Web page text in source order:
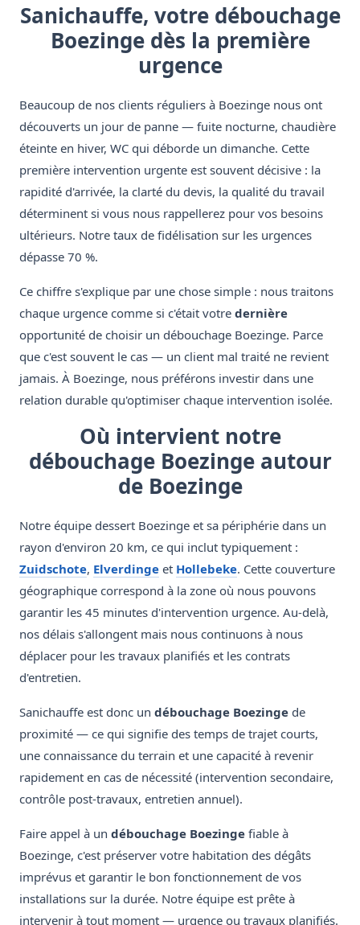
Sanichauffe, votre débouchage
Boezinge dès la première
urgence
Beaucoup de nos clients réguliers à Boezinge nous ont
découverts un jour de panne — fuite nocturne, chaudière
éteinte en hiver, WC qui déborde un dimanche. Cette
première intervention urgente est souvent décisive : la
rapidité d'arrivée, la clarté du devis, la qualité du travail
déterminent si vous nous rappellerez pour vos besoins
ultérieurs. Notre taux de fidélisation sur les urgences
dépasse 70 %.
Ce chiffre s'explique par une chose simple : nous traitons
chaque urgence comme si c'était votre dernière
opportunité de choisir un débouchage Boezinge. Parce
que c'est souvent le cas — un client mal traité ne revient
jamais. À Boezinge, nous préférons investir dans une
relation durable qu'optimiser chaque intervention isolée.
Où intervient notre
débouchage Boezinge autour
de Boezinge
Notre équipe dessert Boezinge et sa périphérie dans un
rayon d'environ 20 km, ce qui inclut typiquement :
Zuidschote, Elverdinge et Hollebeke. Cette couverture
géographique correspond à la zone où nous pouvons
garantir les 45 minutes d'intervention urgence. Au-delà,
nos délais s'allongent mais nous continuons à nous
déplacer pour les travaux planifiés et les contrats
d'entretien.
Sanichauffe est donc un débouchage Boezinge de
proximité — ce qui signifie des temps de trajet courts,
une connaissance du terrain et une capacité à revenir
rapidement en cas de nécessité (intervention secondaire,
contrôle post-travaux, entretien annuel).
Faire appel à un débouchage Boezinge fiable à
Boezinge, c'est préserver votre habitation des dégâts
imprévus et garantir le bon fonctionnement de vos
installations sur la durée. Notre équipe est prête à
intervenir à tout moment — urgence ou travaux planifiés.